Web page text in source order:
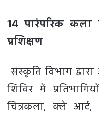
14 पारंपरिक
प्रशिक्षण
संस्कृति विभाग
शिविर में
चित्रकला, क्ले आर्ट,